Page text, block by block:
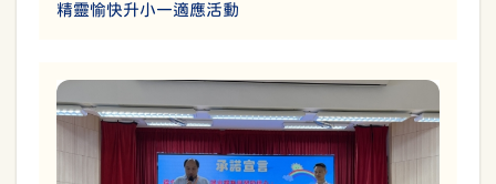
精靈愉快升小一適應活動